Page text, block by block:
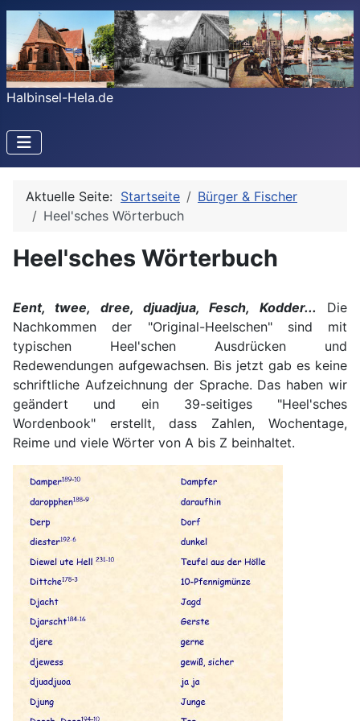
Halbinsel-Hela.de
Aktuelle Seite: Startseite
Bürger & Fischer
Heel'sches Wörterbuch
Heel'sches Wörterbuch
Eent, twee, dree, djuadjua, Fesch, Kodder... Die
Nachkommen der "Original-Heelschen" sind mit
typischen Heel'schen Ausdrücken und
Redewendungen aufgewachsen. Bis jetzt gab es keine
schriftliche Aufzeichnung der Sprache. Das haben wir
geändert und ein 39-seitiges "Heel'sches
Wordenbook" erstellt, dass Zahlen, Wochentage,
Reime und viele Wörter von A bis Z beinhaltet.